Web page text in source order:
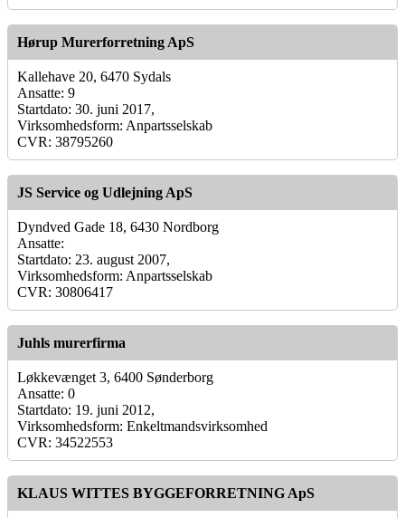
Hørup Murerforretning ApS
Kallehave 20, 6470 Sydals
Ansatte: 9
Startdato: 30. juni 2017,
Virksomhedsform: Anpartsselskab
CVR: 38795260
JS Service og Udlejning ApS
Dyndved Gade 18, 6430 Nordborg
Ansatte:
Startdato: 23. august 2007,
Virksomhedsform: Anpartsselskab
CVR: 30806417
Juhls murerfirma
Løkkevænget 3, 6400 Sønderborg
Ansatte: 0
Startdato: 19. juni 2012,
Virksomhedsform: Enkeltmandsvirksomhed
CVR: 34522553
KLAUS WITTES BYGGEFORRETNING ApS